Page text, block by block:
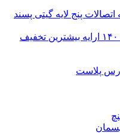
پنج لایه گیتی پسند
لیست قیمت سوپرپایپ ۱۴۰۰ ارایه بیشترین تخفیف
پارس پلاست